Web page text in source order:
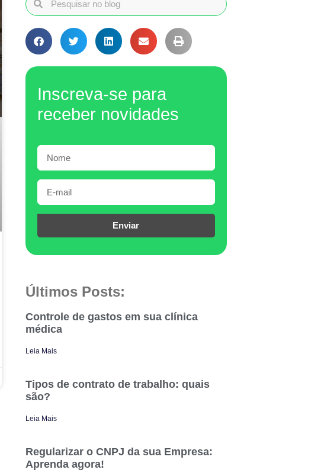
Inscreva-se para
receber novidades
Enviar
Últimos Posts:
Controle de gastos em sua clínica
médica
Leia Mais
Tipos de contrato de trabalho: quais
são?
Leia Mais
Regularizar o CNPJ da sua Empresa:
Aprenda agora!